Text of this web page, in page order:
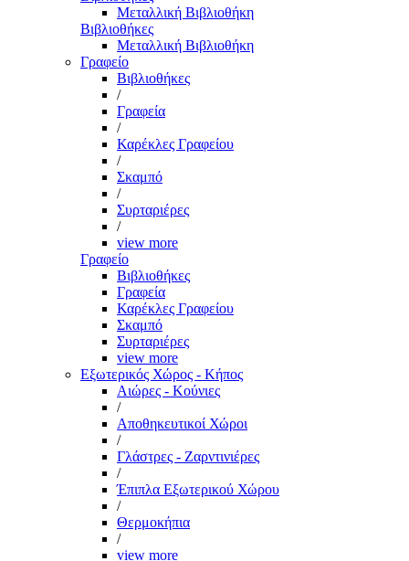
Μεταλλική Βιβλιοθήκη
Βιβλιοθήκες
Μεταλλική Βιβλιοθήκη
Γραφείο
Βιβλιοθήκες
/
Γραφεία
/
Καρέκλες Γραφείου
/
Σκαμπό
/
Συρταριέρες
/
view more
Γραφείο
Βιβλιοθήκες
Γραφεία
Καρέκλες Γραφείου
Σκαμπό
Συρταριέρες
view more
Εξωτερικός Χώρος - Κήπος
Αιώρες - Κούνιες
/
Αποθηκευτικοί Χώροι
/
Γλάστρες - Ζαρντινιέρες
/
Έπιπλα Εξωτερικού Χώρου
/
Θερμοκήπια
/
view more